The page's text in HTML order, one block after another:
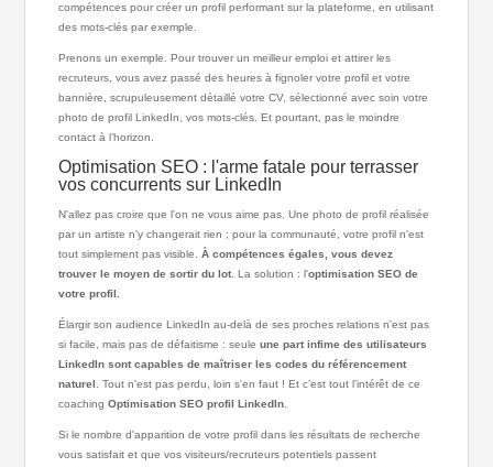
compétences pour créer un profil performant sur la plateforme, en utilisant
des mots-clés par exemple.
Prenons un exemple. Pour trouver un meilleur emploi et attirer les
recruteurs, vous avez passé des heures à fignoler votre profil et votre
bannière, scrupuleusement détaillé votre CV, sélectionné avec soin votre
photo de profil LinkedIn, vos mots-clés. Et pourtant, pas le moindre
contact à l’horizon.
Optimisation SEO : l'arme fatale pour terrasser
vos concurrents sur LinkedIn
N'allez pas croire que l'on ne vous aime pas. Une photo de profil réalisée
par un artiste n'y changerait rien ; pour la communauté, votre profil n'est
tout simplement pas visible.À compétences égales, vous devez
trouver le moyen de sortir du lot. La solution : l'optimisation SEO de
votre profil.
Élargir son audience LinkedIn au-delà de ses proches relations n’est pas
si facile, mais pas de défaitisme : seuleune part infime des utilisateurs
LinkedIn sont capables de maîtriser les codes du référencement
naturel . Tout n'est pas perdu, loin s'en faut ! Et c’est tout l’intérêt de ce
coachingOptimisation SEO profil LinkedIn.
Si le nombre d'apparition de votre profil dans les résultats de recherche
vous satisfait et que vos visiteurs/recruteurs potentiels passent